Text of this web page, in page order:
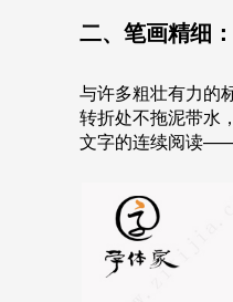
二、笔画精细
与许多粗壮有力的
转折处不拖泥带水
文字的连续阅读——